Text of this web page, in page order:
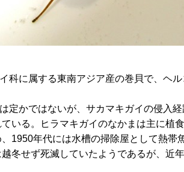
科に属する東南アジア産の巻貝で、ヘ
定かではないが、サカマキガイの侵入
いる。ヒラマキガイのなかまは主に植
1950年代には水槽の掃除屋として熱帯
冬せず死滅していたようであるが、近